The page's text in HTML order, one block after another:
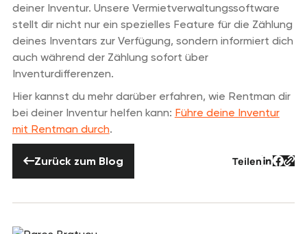
deiner Inventur. Unsere Vermietverwaltungssoftware
stellt dir nicht nur ein spezielles Feature für die Zählung
deines Inventars zur Verfügung, sondern informiert dich
auch während der Zählung sofort über
Inventurdifferenzen.
Hier kannst du mehr darüber erfahren, wie Rentman dir
bei deiner Inventur helfen kann: Führe deine Inventur
mit Rentman durch.
Zurück zum Blog Teilen